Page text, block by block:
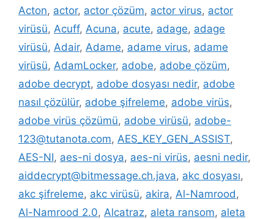
Acton, actor, actor çözüm, actor virus, actor
virüsü, Acuff, Acuna, acute, adage, adage
virüsü, Adair, Adame, adame virus, adame
virüsü, AdamLocker, adobe, adobe çözüm,
adobe decrypt, adobe dosyası nedir, adobe
nasıl çözülür, adobe şifreleme, adobe virüs,
adobe virüs çözümü, adobe virüsü, adobe-
123@tutanota.com, AES_KEY_GEN_ASSIST,
AES-NI, aes-ni dosya, aes-ni virüs, aesni nedir,
aiddecrypt@bitmessage.ch.java, akc dosyası,
akc şifreleme, akc virüsü, akira, Al-Namrood,
Al-Namrood 2.0, Alcatraz, aleta ransom, aleta